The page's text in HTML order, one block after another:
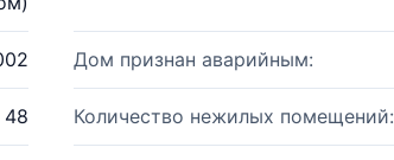
Дом признан аварийным:
48 Количество нежилых помещений: